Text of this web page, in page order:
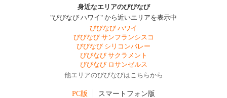
身近なエリアのびびなび
"びびなび ハワイ" から近いエリアを表示中
びびなび ハワイ
びびなび サンフランシスコ
びびなび シリコンバレー
びびなび サクラメント
びびなび ロサンゼルス
他エリアのびびなびはこちらから
PC版 スマートフォン版